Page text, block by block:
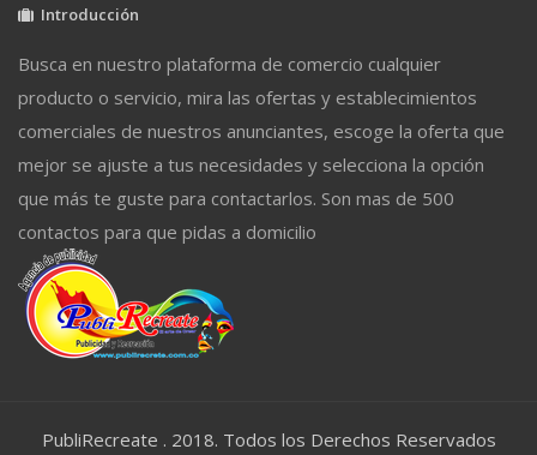
Introducción
Busca en nuestro plataforma de comercio cualquier
producto o servicio, mira las ofertas y establecimientos
comerciales de nuestros anunciantes, escoge la oferta que
mejor se ajuste a tus necesidades y selecciona la opción
que más te guste para contactarlos. Son mas de 500
contactos para que pidas a domicilio
PubliRecreate . 2018. Todos los Derechos Reservados